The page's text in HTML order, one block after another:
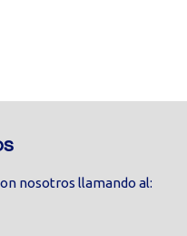
nosotros llamando al: